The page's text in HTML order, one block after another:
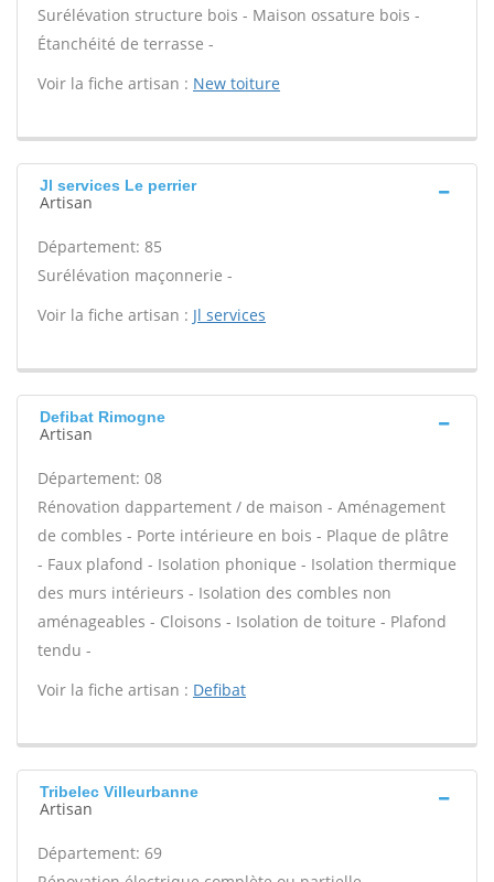
Surélévation structure bois - Maison ossature bois -
Étanchéité de terrasse -
Voir la fiche artisan : New toiture
Jl services Le perrier
Artisan
Département: 85
Surélévation maçonnerie -
Voir la fiche artisan : Jl services
Defibat Rimogne
Artisan
Département: 08
Rénovation dappartement / de maison - Aménagement
de combles - Porte intérieure en bois - Plaque de plâtre
- Faux plafond - Isolation phonique - Isolation thermique
des murs intérieurs - Isolation des combles non
aménageables - Cloisons - Isolation de toiture - Plafond
tendu -
Voir la fiche artisan : Defibat
Tribelec Villeurbanne
Artisan
Département: 69